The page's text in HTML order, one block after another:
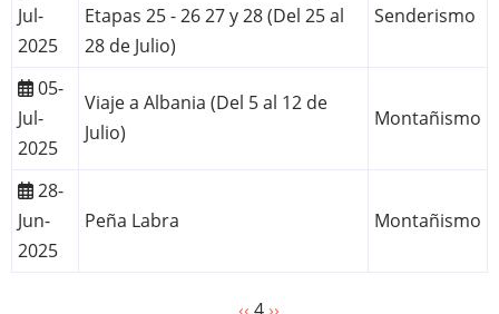
Jul-
2025
Etapas 25 - 26 27 y 28 (Del 25 al
28 de Julio)
Senderismo
05-
Jul-
2025
Viaje a Albania (Del 5 al 12 de
Julio)
Montañismo
28-
Jun-
2025
Peña Labra Montañismo
Página
‹‹ 4 Siguiente
››